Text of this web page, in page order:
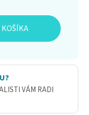
KOŠÍKA
VÁM RADI